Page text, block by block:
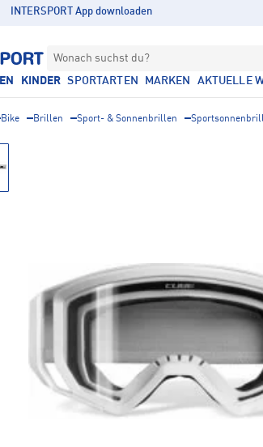
INTERSPORT App downloaden
Wonach suchst du?
KINDER SPORTARTEN MARKEN AKTUELLE
Bike Brillen Sport- & Sonnenbrillen